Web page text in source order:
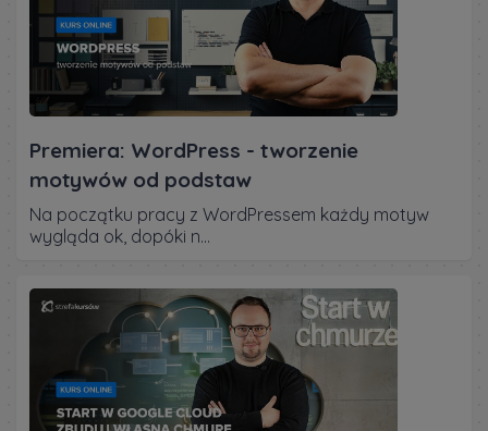
Premiera: WordPress - tworzenie
motywów od podstaw
Na początku pracy z WordPressem każdy motyw
wygląda ok, dopóki n...